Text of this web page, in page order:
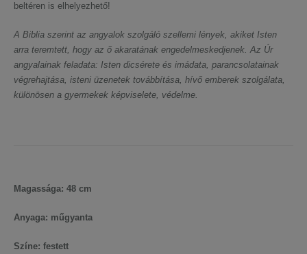
beltéren is elhelyezhető!
A Biblia szerint az angyalok szolgáló szellemi lények, akiket Isten
arra teremtett, hogy az ő akaratának engedelmeskedjenek. Az Úr
angyalainak feladata: Isten dicsérete és imádata, parancsolatainak
végrehajtása, isteni üzenetek továbbítása, hívő emberek szolgálata,
különösen a gyermekek képviselete, védelme.
Magassága: 48 cm
Anyaga: műgyanta
Színe: festett